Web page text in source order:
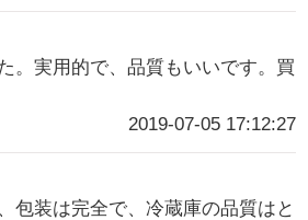
。実用的で、品質もいいです。買
2019-07-05 17:12:27
包装は完全で、冷蔵庫の品質はと